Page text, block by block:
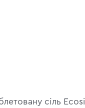
сіль Ecosil